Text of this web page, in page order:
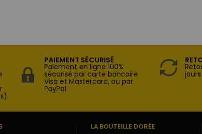
PAIEMENT SÉCURISÉ
Paiement en ligne 100%
sécurisé par carte bancaire
Visa et Mastercard, ou par
PayPal
LA BOUTEILLE DORÉE